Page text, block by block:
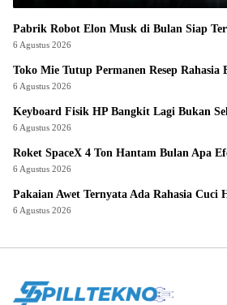
Pabrik Robot Elon Musk di Bulan Siap
6 Agustus 2026
Toko Mie Tutup Permanen Resep Rahasia
6 Agustus 2026
Keyboard Fisik HP Bangkit Lagi Bukan
6 Agustus 2026
Roket SpaceX 4 Ton Hantam Bulan Apa
6 Agustus 2026
Pakaian Awet Ternyata Ada Rahasia Cuci
6 Agustus 2026